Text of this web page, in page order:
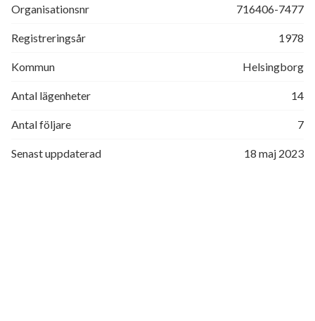
Organisationsnr 716406-7477
Registreringsår 1978
Kommun Helsingborg
Antal lägenheter 14
Antal följare 7
Senast uppdaterad 18 maj 2023